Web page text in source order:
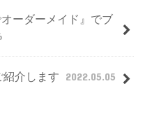
ーダーメイド』でブ
介します 2022.05.05